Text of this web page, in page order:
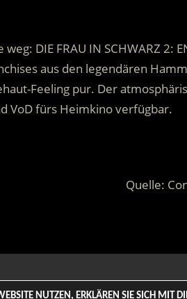
DIE FRAU IN SCHWARZ 2:
aus den legendären
Feeling pur. Der
VoD fürs Heimkino verfügbar.
Quelle:
All Rights Reserved. | Based on
NUTZEN, ERKLÄREN SIE SICH